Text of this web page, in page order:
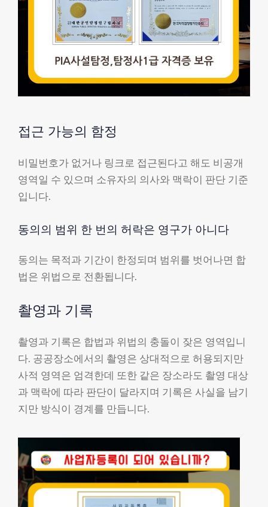
접근 가능의 함정
비밀번호가 없거나 링크로 접근된다고 해도 비공개
영역일 수 있으며 소유자의 의사와 맥락이 판단 기준
입니다.
동의의 범위 한 번의 허락은 영구가 아니다
동의는 목적과 기간이 한정되며 범위를 벗어나면 합
법은 위법으로 전환됩니다.
촬영과 기록
촬영과 기록은 합법과 위법의 충돌이 잦은 영역입니
다. 공공장소에서의 촬영은 상대적으로 허용되지만
사적 영역은 엄격한데 또한 같은 장소라도 촬영 대상
과 맥락에 따라 판단이 달라지며 기록은 사실을 남기
지만 방식이 경계를 만듭니다.